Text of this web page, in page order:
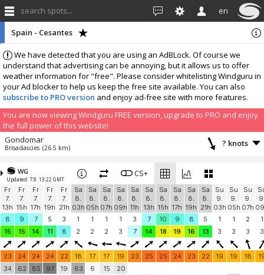
search spots... en
We have detected that you are using an AdBLock. Of course we
understand that advertising can be annoying, but it allows us to offer
weather information for "free". Please consider whitelisting Windguru in
your Ad blocker to help us keep the free site available. You can also
subscribe to PRO version and enjoy ad-free site with more features.
You are now viewing Windguru FREE version, upgrade to PRO and enjoy
the full power of this website!
Spain - Cesantes
Gondomar
Brisadascies (26.5 km) ? knots
Cuntis
A Vesadiña (39.2 km)
Add your station...
WG
Updated: 7.8. 13:22 GMT
CS+
Fr
7.
13h
Fr
7.
15h
Fr
7.
17h
Fr
7.
19h
Fr
7.
21h
Sa
8.
03h
Sa
8.
05h
Sa
8.
07h
Sa
8.
09h
Sa
8.
11h
Sa
8.
13h
Sa
8.
15h
Sa
8.
17h
Sa
8.
19h
Sa
8.
21h
Su
9.
03h
Su
9.
05h
Su
9.
07h
8
9 7 5 3 1 1 1 1 3 7 10 9 8 5 1 1 2
1
15
15 14 11 8 2 2 2 3 7 14 18 19 16 13 3 3 3 3
23 24 24 24 22 18 17 17 19 23 25 25 24 23 22 19 19 18
34
62 85 97 19
63
6 15
20